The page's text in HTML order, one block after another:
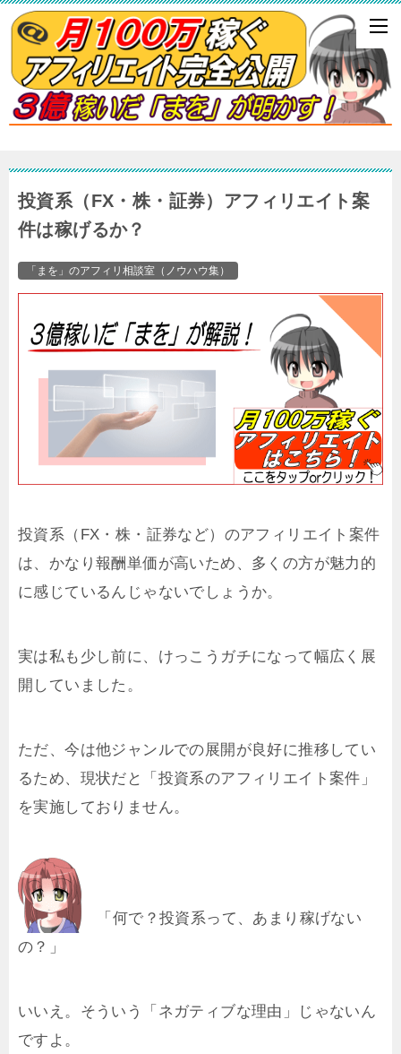
投資系（FX・株・証券）アフィリエイト案
件は稼げるか？
「まを」のアフィリ相談室（ノウハウ集）
投資系（FX・株・証券など）のアフィリエイト案件
は、かなり報酬単価が高いため、多くの方が魅力的
に感じているんじゃないでしょうか。
実は私も少し前に、けっこうガチになって幅広く展
開していました。
ただ、今は他ジャンルでの展開が良好に推移してい
るため、現状だと「投資系のアフィリエイト案件」
を実施しておりません。
「何で？投資系って、あまり稼げない
の？」
いいえ。そういう「ネガティブな理由」じゃないん
ですよ。